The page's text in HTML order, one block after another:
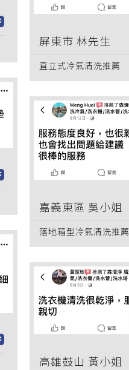
屏東市 林先生
直立式冷氣清洗推薦
嘉義東區 吳小姐
落地箱型冷氣清洗推薦
高雄鼓山 黃小姐